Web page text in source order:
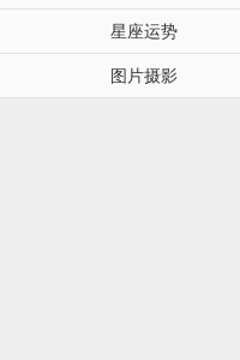
星座运势
图片摄影